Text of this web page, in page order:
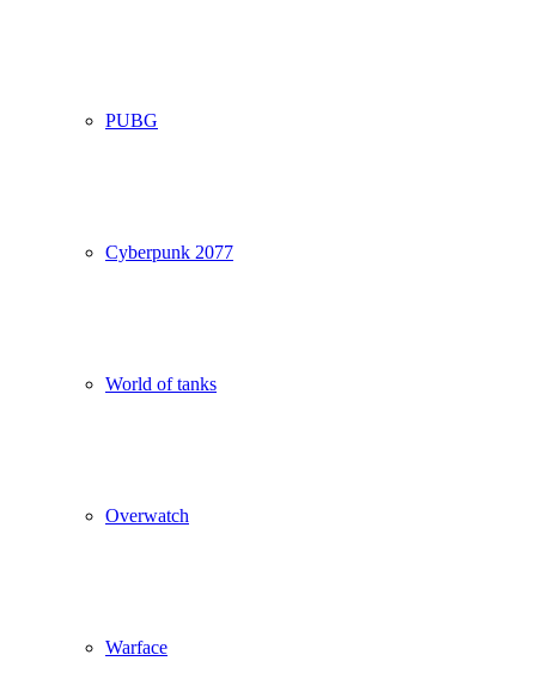
PUBG
Cyberpunk 2077
World of tanks
Overwatch
Warface